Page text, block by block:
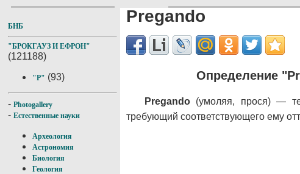
БНБ
"БРОКГАУЗ И ЕФРОН"
(121188)
"P" (93)
- Photogallery
- Естественные науки
Археология
Астрономия
Биология
Геология
Pregando
Определение
Pregando (умоляя, прося) —
требующий соответствующего ему